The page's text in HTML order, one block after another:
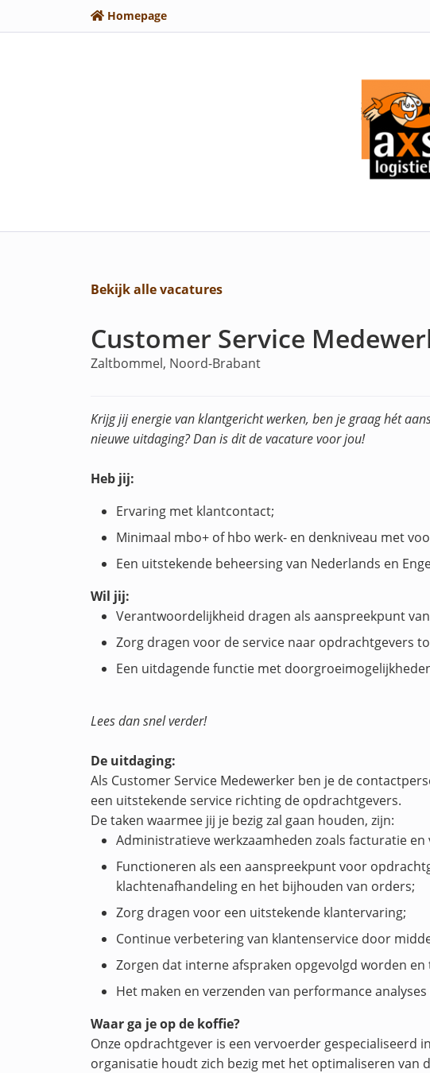
Homepage
Bekijk alle vacatures
Customer Service
Zaltbommel, Noord-Brabant
Krijg jij energie van klantgericht werken, ben je graag hét
nieuwe uitdaging? Dan is dit de vacature voor jou!
Heb jij:
Ervaring met klantcontact;
Minimaal mbo+ of hbo werk- en denkniveau met
Een uitstekende beheersing van Nederlands en
Wil jij:
Verantwoordelijkheid dragen als aanspreekpunt
Zorg dragen voor de service naar opdrachtgevers
Een uitdagende functie met
Lees dan snel verder!
De uitdaging:
Als Customer Service Medewerker ben je de
een uitstekende service richting de opdrachtgevers.
De taken waarmee jij je bezig zal gaan houden, zijn:
Administratieve werkzaamheden zoals facturatie
Functioneren als een aanspreekpunt voor
klachtenafhandeling en het bijhouden van orders;
Zorg dragen voor een uitstekende klantervaring;
Continue verbetering van klantenservice door
Zorgen dat interne afspraken opgevolgd worden
Het maken en verzenden van performance
Waar ga je op de koffie?
Onze opdrachtgever is een vervoerder gespecialiseerd
organisatie houdt zich bezig met het optimaliseren van